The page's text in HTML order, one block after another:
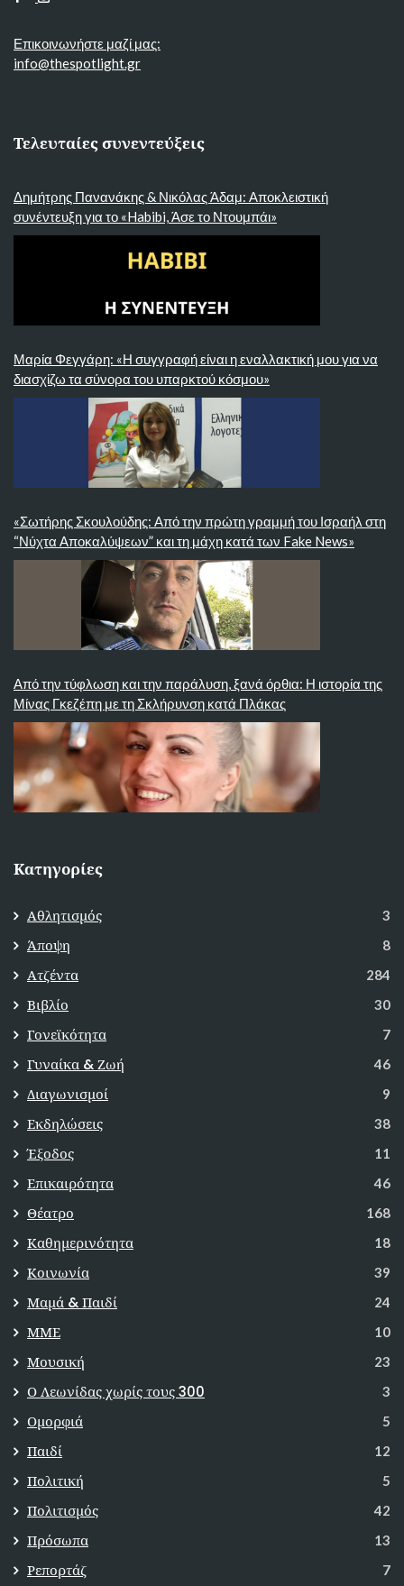
Επικοινωνήστε μαζί μας:
info@thespotlight.gr
Τελευταίες συνεντεύξεις
Δημήτρης Πανανάκης & Νικόλας Άδαμ: Αποκλειστική
συνέντευξη για το «Habibi, Άσε το Ντουμπάι»
Μαρία Φεγγάρη: «Η συγγραφή είναι η εναλλακτική μου για να
διασχίζω τα σύνορα του υπαρκτού κόσμου»
«Σωτήρης Σκουλούδης: Από την πρώτη γραμμή του Ισραήλ στη
“Νύχτα Αποκαλύψεων” και τη μάχη κατά των Fake News»
Από την τύφλωση και την παράλυση, ξανά όρθια: Η ιστορία της
Μίνας Γκεζέπη με τη Σκλήρυνση κατά Πλάκας
Κατηγορίες
Αθλητισμός 3
Άποψη 8
Ατζέντα 284
Βιβλίο 30
Γονεϊκότητα 7
Γυναίκα & Ζωή 46
Διαγωνισμοί 9
Εκδηλώσεις 38
Έξοδος 11
Επικαιρότητα 46
Θέατρο 168
Καθημερινότητα 18
Κοινωνία 39
Μαμά & Παιδί 24
ΜΜΕ 10
Μουσική 23
Ο Λεωνίδας χωρίς τους 300 3
Ομορφιά 5
Παιδί 12
Πολιτική 5
Πολιτισμός 42
Πρόσωπα 13
Ρεπορτάζ 7